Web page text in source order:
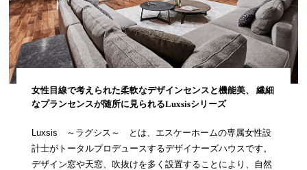
女性目線で考えられた柔軟なデザインセンスと機能美、 繊細
なプランセンスが随所に見られるLuxsisシリーズ
Luxsis ～ラグシス～ とは、エスケーホームの専属女性設
計士がトータルプロデュースするデザイナーズハウスです。
デザイン窓や天窓、吹抜けを多く設置することにより、自然